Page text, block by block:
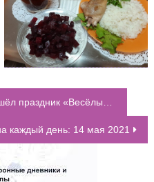
«Весёлые гонки»
каждый день: 14 мая 2021